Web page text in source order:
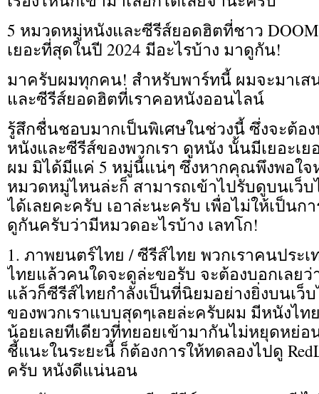
5 หมวดหมู่หนังและซีรีส์ยอดฮิตที่ชาว
เยอะที่สุดในปี 2024 มีอะไรบ้าง มาดูกัน!
มาครับผมทุกคน! สำหรับพาร์ทนี้ ผมจะมาเส
และซีรีส์ยอดฮิตที่เราคอหนังออนไลน์
รู้สึกชื่นชอบมากเป็นพิเศษในช่วงนี้ ซึ่งจะต้อ
หนังและซีรีส์ของพวกเรา ดูหนัง นั้นมีเยอะเย
ผม มิได้มีแค่ 5 หมู่นี้แน่ๆ ซึ่งหากคุณพึงพอใจ
หมวดหมู่ไหนล่ะก็ สามารถเข้าไปรับดูบนเว็
ได้เลยคะครับ เอาล่ะนะครับ เพื่อไม่ให้เป็นกา
ดูกันครับว่ามีหมวดอะไรบ้าง เลทโก!
1. ภาพยนตร์ไทย / ซีรีส์ไทย พวกเราคนประ
ไทยแล้วคนใดจะดูล่ะขอรับ จะต้องบอกเลย
แล้วก็ซีรีส์ไทยกำลังเป็นที่นิยมอย่างยิ่งบนเว็
ของพวกเราแบบสุดๆเลยล่ะครับผม มีหนังไ
น้อยเลยทีเดียวที่ทยอยเข้ามากันไม่หยุดหย่อ
ชี้แนะในระยะนี้ ก็ต้องการให้ทดลองไปดู
ครับ หนังดีแน่นอน